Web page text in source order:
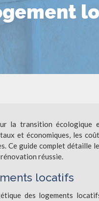
la transition écologique
et économiques, les
Ce guide complet détaille
réussie.
locatifs
des logements